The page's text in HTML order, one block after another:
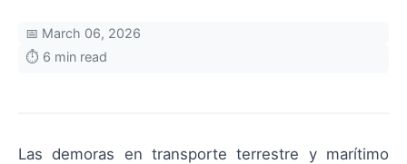
📅 March 06, 2026
⏱️ 6 min read
Las demoras en transporte terrestre y marítimo